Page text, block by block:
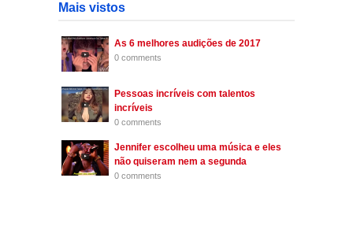
Mais vistos
As 6 melhores audições de 2017
0 comments
Pessoas incríveis com talentos
incríveis
0 comments
Jennifer escolheu uma música e eles
não quiseram nem a segunda
0 comments